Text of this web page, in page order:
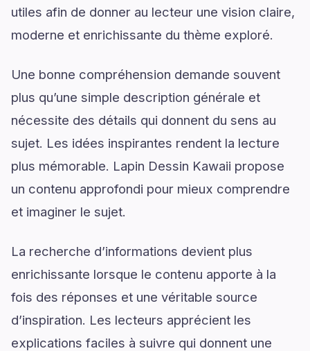
utiles afin de donner au lecteur une vision claire,
moderne et enrichissante du thème exploré.
Une bonne compréhension demande souvent
plus qu’une simple description générale et
nécessite des détails qui donnent du sens au
sujet. Les idées inspirantes rendent la lecture
plus mémorable. Lapin Dessin Kawaii propose
un contenu approfondi pour mieux comprendre
et imaginer le sujet.
La recherche d’informations devient plus
enrichissante lorsque le contenu apporte à la
fois des réponses et une véritable source
d’inspiration. Les lecteurs apprécient les
explications faciles à suivre qui donnent une